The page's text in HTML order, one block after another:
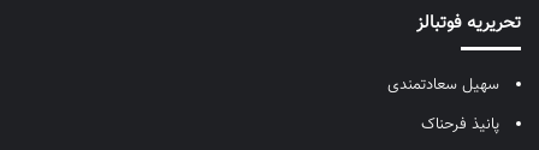
تحریریه فوتبالز
سهیل سعادتمندی
پانیذ فرحناک